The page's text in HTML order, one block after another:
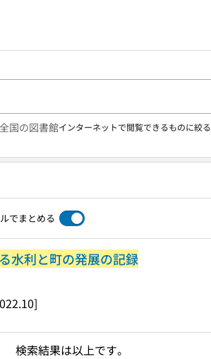
全国の図書館インターネットで閲覧できるものに絞る
でまとめる
水利と町の発展の記録
検索結果は以上です。